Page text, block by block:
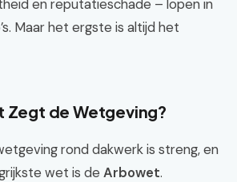
en reputatieschade – lopen in
Maar het ergste is altijd het
Zegt de Wetgeving?
rond dakwerk is streng, en
wet is de Arbowet.